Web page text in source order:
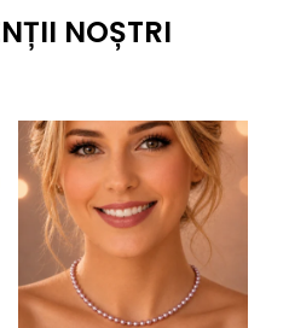
NOȘTRI